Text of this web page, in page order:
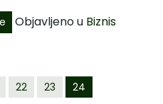
Objavljeno u Biznis
22 23 24